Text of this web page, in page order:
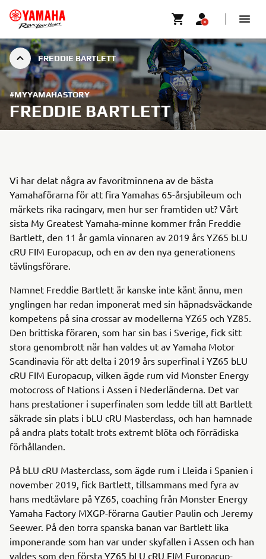
FREDDIE BARTLETT
#MYYAMAHASTORY
FREDDIE BARTLETT
Vi har delat några av favoritminnena av de bästa
Yamahaförarna för att fira Yamahas 65-årsjubileum och
märkets rika racingarv, men hur ser framtiden ut? Vårt
sista My Greatest Yamaha-minne kommer från Freddie
Bartlett, den 11 år gamla vinnaren av 2019 års YZ65 bLU
cRU FIM Europacup, och en av den nya generationens
tävlingsförare.
Namnet Freddie Bartlett är kanske inte känt ännu, men
ynglingen har redan imponerat med sin häpnadsväckande
kompetens på sina crossar av modellerna YZ65 och YZ85.
Den brittiska föraren, som har sin bas i Sverige, fick sitt
stora genombrott när han valdes ut av Yamaha Motor
Scandinavia för att delta i 2019 års superfinal i YZ65 bLU
cRU FIM Europacup, vilken ägde rum vid Monster Energy
motocross of Nations i Assen i Nederländerna. Det var
hans prestationer i superfinalen som ledde till att Bartlett
säkrade sin plats i bLU cRU Masterclass, och han hamnade
på andra plats totalt trots extremt blöta och förrädiska
förhållanden.
På bLU cRU Masterclass, som ägde rum i Lleida i Spanien i
november 2019, fick Bartlett, tillsammans med fyra av
hans medtävlare på YZ65, coaching från Monster Energy
Yamaha Factory MXGP-förarna Gautier Paulin och Jeremy
Seewer. På den torra spanska banan var Bartlett lika
imponerande som han var under skyfallen i Assen och han
valdes som den första YZ65 bLU cRU FIM Europacup-